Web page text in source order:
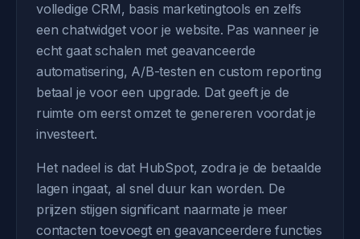
volledige CRM, basis marketingtools en zelfs
een chatwidget voor je website. Pas wanneer je
echt gaat schalen met geavanceerde
automatisering, A/B-testen en custom reporting
betaal je voor een upgrade. Dat geeft je de
ruimte om eerst omzet te genereren voordat je
investeert.
Het nadeel is dat HubSpot, zodra je de betaalde
lagen ingaat, al snel duur kan worden. De
prijzen stijgen significant naarmate je meer
contacten toevoegt en geavanceerdere functies